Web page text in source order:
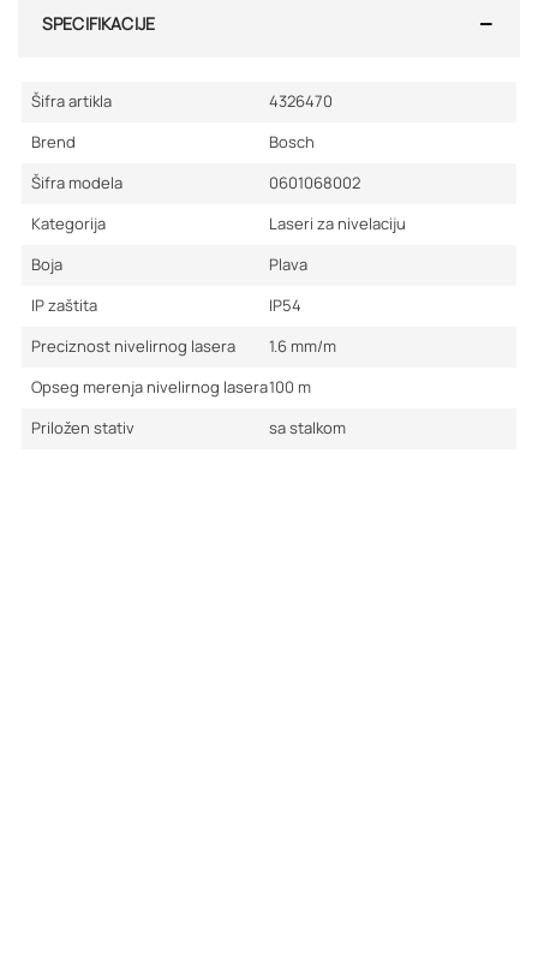
SPECIFIKACIJE
Šifra artikla
4326470
Brend
Bosch
Šifra modela
0601068002
Kategorija
Laseri za nivelaciju
Boja
Plava
IP zaštita
IP54
Preciznost nivelirnog lasera
1.6 mm/m
Opseg merenja nivelirnog lasera100 m
Priložen stativ
sa stalkom